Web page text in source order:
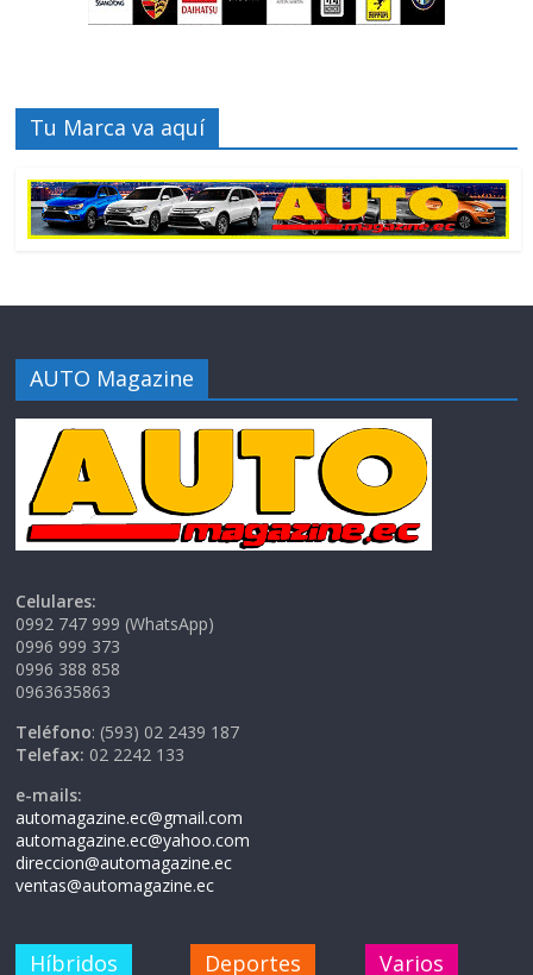
Tu Marca va aquí
AUTO Magazine
Celulares:
0992 747 999 (WhatsApp)
0996 999 373
0996 388 858
0963635863
Teléfono: (593) 02 2439 187
Telefax: 02 2242 133
e-mails:
automagazine.ec@gmail.com
automagazine.ec@yahoo.com
direccion@automagazine.ec
ventas@automagazine.ec
Híbridos Deportes Varios